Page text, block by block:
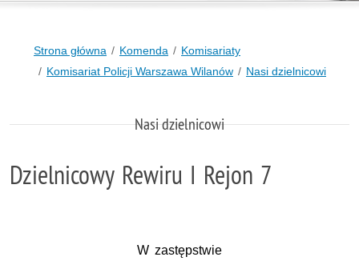
Strona główna Komenda
Komisariaty
Komisariat Policji Warszawa Wilanów
Nasi dzielnicowi
Nasi dzielnicowi
Dzielnicowy Rewiru I Rejon 7
W zastępstwie